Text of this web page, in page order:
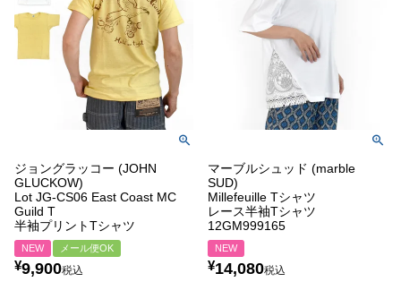
ジョングラッコー (JOHN
GLUCKOW)
Lot JG-CS06 East Coast MC
Guild T
半袖プリントTシャツ
NEW メール便OK
¥9,900税込
マーブルシュッド (marble
SUD)
Millefeuille Tシャツ
レース半袖Tシャツ
12GM999165
NEW
¥14,080税込